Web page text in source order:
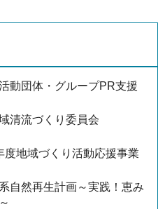
動団体・グループPR支援
清流づくり委員会
度地域づくり活動応援事業
自然再生計画～実践！恵み